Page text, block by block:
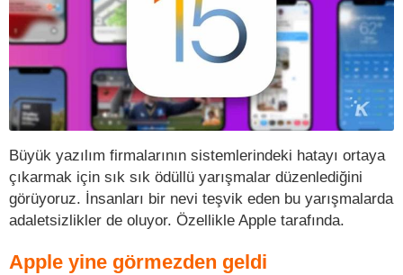
Büyük yazılım firmalarının sistemlerindeki hatayı ortaya
çıkarmak için sık sık ödüllü yarışmalar düzenlediğini
görüyoruz. İnsanları bir nevi teşvik eden bu yarışmalarda
adaletsizlikler de oluyor. Özellikle Apple tarafında.
Apple yine görmezden geldi